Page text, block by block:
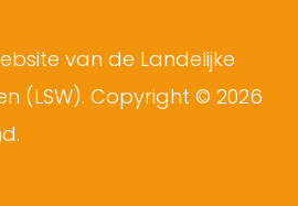
van de Landelijke
(LSW). Copyright © 2026